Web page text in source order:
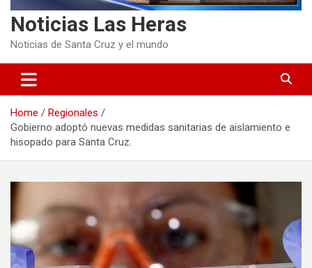
Noticias Las Heras
Noticias de Santa Cruz y el mundo
Home
Regionales
Gobierno adoptó nuevas medidas sanitarias de aislamiento e
hisopado para Santa Cruz.